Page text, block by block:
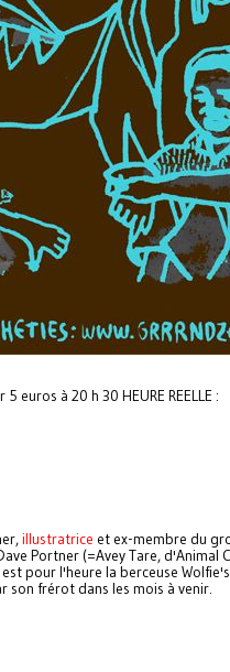
à 20 h 30 HEURE REELLE :
illustratrice et ex-membre du
Portner (=Avey Tare,
pour l'heure la berceuse
son frérot dans les mois à venir.